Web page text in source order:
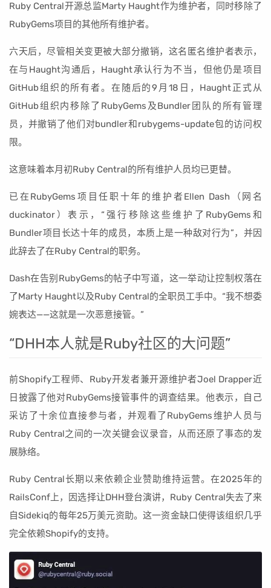
Ruby Central开源总监Marty Haught作为维护者，同时移除了
RubyGems项目的其他所有维护者。
六天后，尽管相关变更被大部分撤销，这名匿名维护者表示，
在与Haught沟通后，Haught承认行为不当，但他仍是项目
GitHub组织的所有者。在随后的9月18日，Haught正式从
GitHub组织内移除了RubyGems及Bundler团队的所有管理
员，并撤销了他们对bundler和rubygems-update包的访问权
限。
这意味着本月初Ruby Central的所有维护人员均已更替。
已在RubyGems项目任职十年的维护者Ellen Dash（网名
duckinator）表示，“强行移除这些维护了RubyGems和
Bundler项目长达十年的成员，本质上是一种敌对行为”，并因
此辞去了在Ruby Central的职务。
Dash在告别RubyGems的帖子中写道，这一举动让控制权落在
了Marty Haught以及Ruby Central的全职员工手中。“我不想委
婉表达——这就是一次恶意接管。”
“DHH本人就是Ruby社区的大问题”
前Shopify工程师、Ruby开发者兼开源维护者Joel Drapper近
日披露了他对RubyGems接管事件的调查结果。他表示，自己
采访了十余位直接参与者，并观看了RubyGems维护人员与
Ruby Central之间的一次关键会议录音，从而还原了事态的发
展脉络。
Ruby Central长期以来依赖企业赞助维持运营。在2025年的
RailsConf上，因选择让DHH登台演讲，Ruby Central失去了来
自Sidekiq的每年25万美元资助。这一资金缺口使得该组织几乎
完全依赖Shopify的支持。